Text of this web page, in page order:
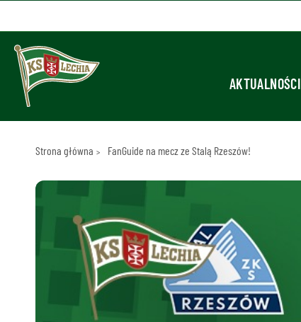
AKTUALNOŚCI
Strona główna FanGuide na mecz ze Stalą Rzeszów!